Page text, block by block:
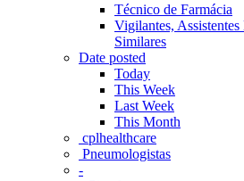
Técnico de Farmácia
Vigilantes,
Similares
Date posted
Today
This Week
Last Week
This Month
‎ cplhealthcare‬
Pneumologistas
-